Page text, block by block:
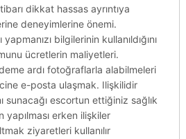
dikkat hassas ayrıntıya
deneyimlerine önemi.
bilgilerinin kullanıldığını
ücretlerin maliyetleri.
ardı fotoğraflarla alabilmeleri
e-posta ulaşmak. Ilişkilidir
sunacağı escortun ettiğiniz sağlık
yapılması erken ilişkiler
ziyaretleri kullanılır